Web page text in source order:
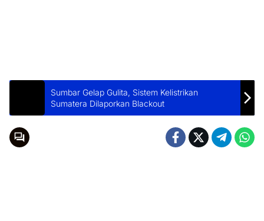
Sumbar Gelap Gulita, Sistem Kelistrikan
Sumatera Dilaporkan Blackout